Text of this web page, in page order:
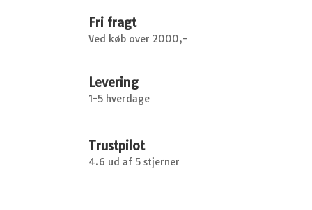
Fri fragt
Ved køb over 2000,-
Levering
1-5 hverdage
Trustpilot
4.6 ud af 5 stjerner